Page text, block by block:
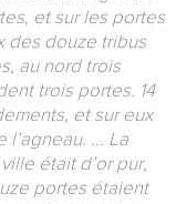
et sur les portes
des douze tribus
au nord trois
trois portes. 14
et sur eux
... La
était d’or pur,
portes étaient